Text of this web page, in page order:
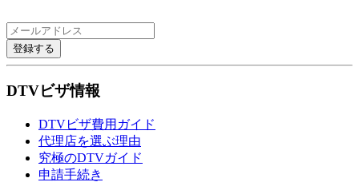
登録する
DTVビザ情報
DTVビザ費用ガイド
代理店を選ぶ理由
究極のDTVガイド
申請手続き